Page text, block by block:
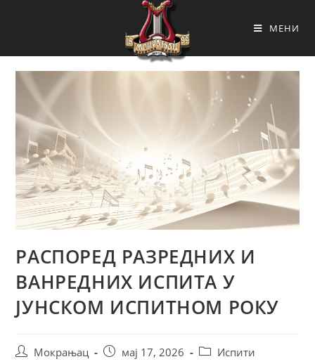
МЕНИ
РАСПОРЕД РАЗРЕДНИХ И
ВАНРЕДНИХ ИСПИТА У
ЈУНСКОМ ИСПИТНОМ РОКУ
Мокрањац мај 17, 2026 Испити